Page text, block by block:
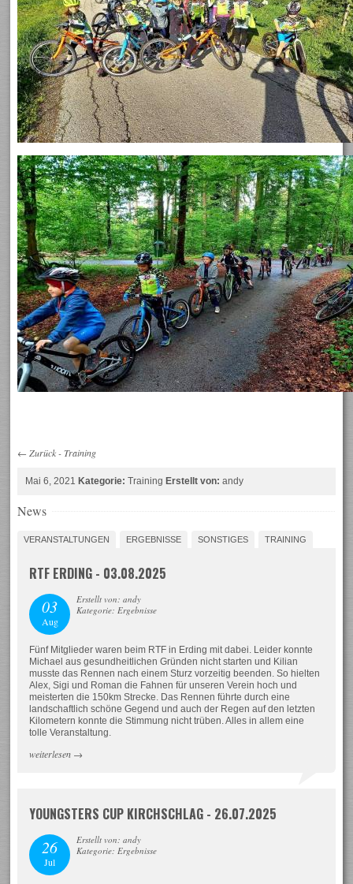
← Zurück-Training
Mai 6, 2021Kategorie: TrainingErstellt von: andy
News
VERANSTALTUNGEN ERGEBNISSE SONSTIGES TRAINING
RTF ERDING - 03.08.2025
03
Aug
Erstellt von: andy
Kategorie: Ergebnisse
Fünf Mitglieder waren beim RTF in Erding mit dabei. Leider konnte
Michael aus gesundheitlichen Gründen nicht starten und Kilian
musste das Rennen nach einem Sturz vorzeitig beenden. So hielten
Alex, Sigi und Roman die Fahnen für unseren Verein hoch und
meisterten die 150km Strecke. Das Rennen führte durch eine
landschaftlich schöne Gegend und auch der Regen auf den letzten
Kilometern konnte die Stimmung nicht trüben. Alles in allem eine
tolle Veranstaltung.
weiterlesen →
YOUNGSTERS CUP KIRCHSCHLAG - 26.07.2025
26
Jul
Erstellt von: andy
Kategorie: Ergebnisse